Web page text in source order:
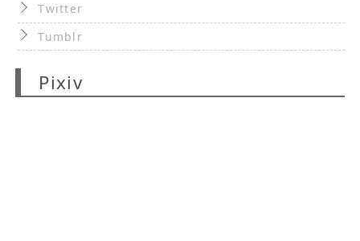
Twitter
Tumblr
Pixiv